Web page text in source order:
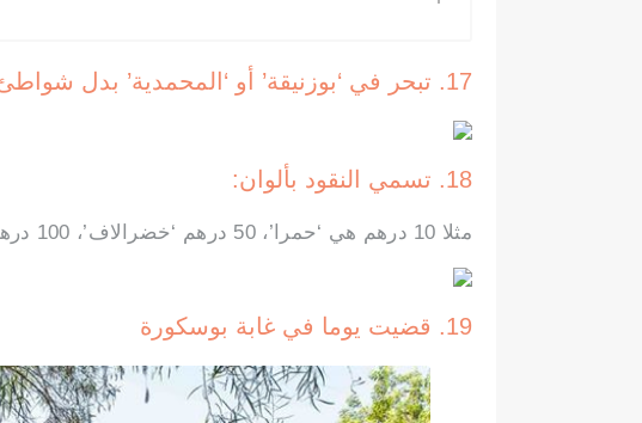
17. تبحر في ‘بوزنيقة’ أو ‘المحمدية’ بدل شواطئ الدارالبيضاء
18. تسمي النقود بألوان:
مثلا 10 درهم هي ‘حمرا’، 50 درهم ‘خضرالاف’، 100 درهم ‘قرفية’، 200 درهم زرقالاف.
19. قضيت يوما في غابة بوسكورة